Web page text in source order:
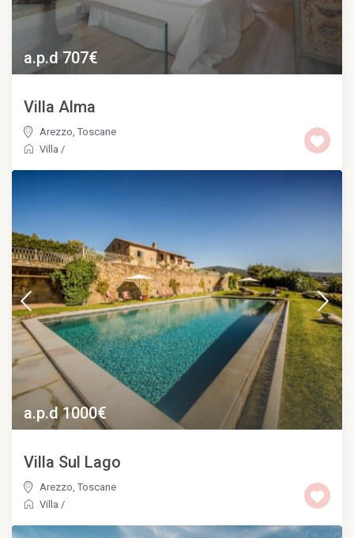
a.p.d 707€
Villa Alma
Arezzo,Toscane
Villa /
a.p.d 1000€
Villa Sul Lago
Arezzo,Toscane
Villa /